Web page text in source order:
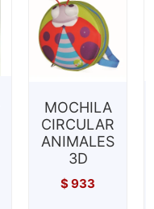
MOCHILA
CIRCULAR
ANIMALES
3D
$933